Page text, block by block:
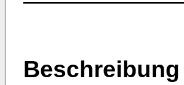
Beschreibung